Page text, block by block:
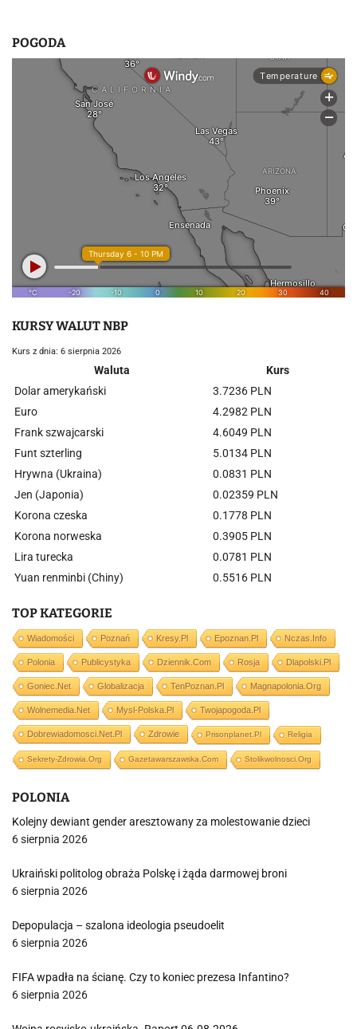
POGODA
KURSY WALUT NBP
Kurs z dnia: 6 sierpnia 2026
Waluta
Kurs
Dolar amerykański
3.7236 PLN
Euro
4.2982 PLN
Frank szwajcarski
4.6049 PLN
Funt szterling
5.0134 PLN
Hrywna (Ukraina)
0.0831 PLN
Jen (Japonia)
0.02359 PLN
Korona czeska
0.1778 PLN
Korona norweska
0.3905 PLN
Lira turecka
0.0781 PLN
Yuan renminbi (Chiny)
0.5516 PLN
TOP KATEGORIE
Wiadomości Poznań Kresy.pl Epoznan.pl Nczas.info
Polonia Publicystyka Dziennik.com Rosja Dlapolski.pl
Goniec.net Globalizacja TenPoznan.pl Magnapolonia.org
Wolnemedia.net Mysl-Polska.pl Twojapogoda.pl
Dobrewiadomosci.net.pl Zdrowie Prisonplanet.pl Religia
Sekrety-Zdrowia.org Gazetawarszawska.com Stolikwolnosci.org
POLONIA
Kolejny dewiant gender aresztowany za molestowanie dzieci
6 sierpnia 2026
Ukraiński politolog obraża Polskę i żąda darmowej broni
6 sierpnia 2026
Depopulacja – szalona ideologia pseudoelit
6 sierpnia 2026
FIFA wpadła na ścianę. Czy to koniec prezesa Infantino?
6 sierpnia 2026